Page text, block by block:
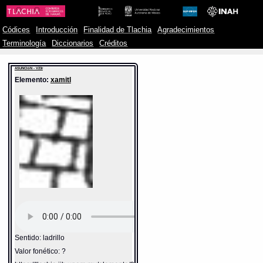
Códices Introducción Finalidad de Tlachia
Agradecimientos
Terminología
Diccionarios Créditos
ASUNCIóN - V23r
Elemento: xamitl
Sentido: ladrillo
Valor fonético: ?